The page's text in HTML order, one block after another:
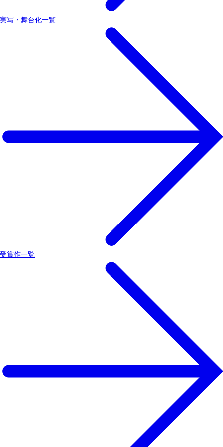
実写・舞台化一覧
受賞作一覧